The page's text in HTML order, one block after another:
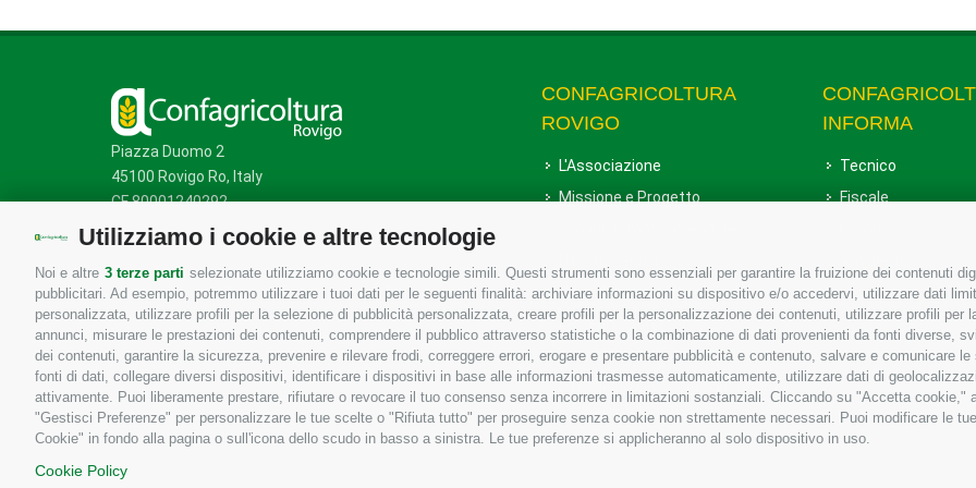
Utilizziamo i cookie e altre tecnologie
Noi e altre 3 terze parti selezionate utilizziamo cookie e tecnologie simili. Questi strumenti sono essenziali per garantire la fruizione dei contenuti
pubblicitari. Ad esempio, potremmo utilizzare i tuoi dati per le seguenti finalità: archiviare informazioni su dispositivo e/o accedervi, utilizzare dati
personalizzata, utilizzare profili per la selezione di pubblicità personalizzata, creare profili per la personalizzazione dei contenuti, utilizzare profili
annunci, misurare le prestazioni dei contenuti, comprendere il pubblico attraverso statistiche o la combinazione di dati provenienti da fonti diverse,
dei contenuti, garantire la sicurezza, prevenire e rilevare frodi, correggere errori, erogare e presentare pubblicità e contenuto, salvare e comunicare
fonti di dati, collegare diversi dispositivi, identificare i dispositivi in base alle informazioni trasmesse automaticamente, utilizzare dati di
attivamente. Puoi liberamente prestare, rifiutare o revocare il tuo consenso senza incorrere in limitazioni sostanziali. Cliccando su "Accetta
"Gestisci Preferenze" per personalizzare le tue scelte o "Rifiuta tutto" per proseguire senza cookie non strettamente necessari. Puoi modificare le
Cookie" in fondo alla pagina o sull'icona dello scudo in basso a sinistra. Le tue preferenze si applicheranno al solo dispositivo in uso.
Cookie Policy
Piazza Duomo 2
45100 Rovigo Ro, Italy
CF 80001240292
Mappa del sito/Privacy Policy /Cookie Policy
CONFAGRICOLTURA
ROVIGO
L'Associazione
Missione e Progetto
Uffici della Sede provinciale
Le Sedi di Zona
Agricoltori S.r.l.
Whistleblowing Confagricoltura
Rovigo e Agricoltori srl
INFORMA
Tecnico
Fiscale
Associazione